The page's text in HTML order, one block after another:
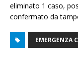
eliminato 1 caso,
confermato da
EMERGENZA